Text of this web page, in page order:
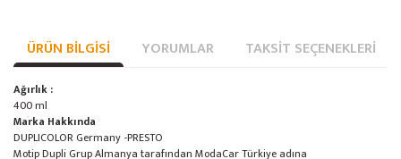
ÜRÜN BILGISI YORUMLAR TAKSIT SEÇENEKLERI
Ağırlık :
400 ml
Marka Hakkında
DUPLICOLOR Germany -PRESTO
Motip Dupli Grup Almanya tarafından ModaCar Türkiye adına